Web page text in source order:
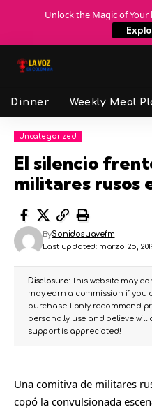
Unlock the Magic of
Dinner Weekly Meal
Uncategorized
El silencio
militares rusos
Last updated: marzo 25,
BySonidosuavefm
Disclosure:This website may
may earn a commission if you
purchase. I only recommend
personally use and believe will
support is appreciated!
Una comitiva de militares
copó la convulsionada